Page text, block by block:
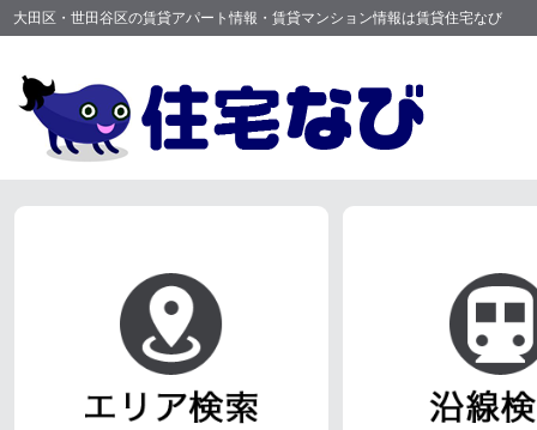
大田区・世田谷区の賃貸アパート情報・賃貸マンション情報は賃貸住宅なび